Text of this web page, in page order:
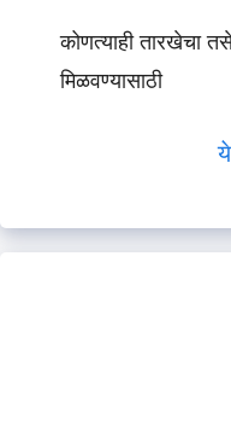
कोणत्याही तारखेचा
मिळवण्यासाठी